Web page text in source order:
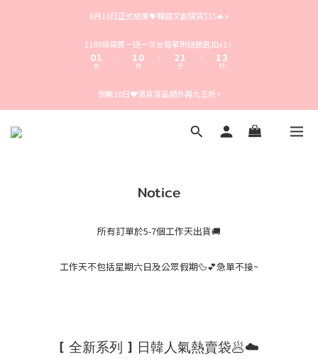
8月10日正式結業💝韓國文創現貨$15🔥⚡️
$189袋袋買一送一🐰🎀每單附送鎖匙扣x1✨
3
1
0
4
2
1
0
日
:
4
2
1
0
3
1
0
時
:
5
3
2
1
4
2
1
0
分
:
4
2
1
0
5
3
2
1
秒
倒數10日❤️清貨貨品額外再九五折⚡️
Notice
所有訂單於5-7個工作天出貨🚚
工作天不包括星期六日及公眾假期🦆💕急單不接~
[ 全新系列 ] 日韓人氣熱賣袋🥟☁️